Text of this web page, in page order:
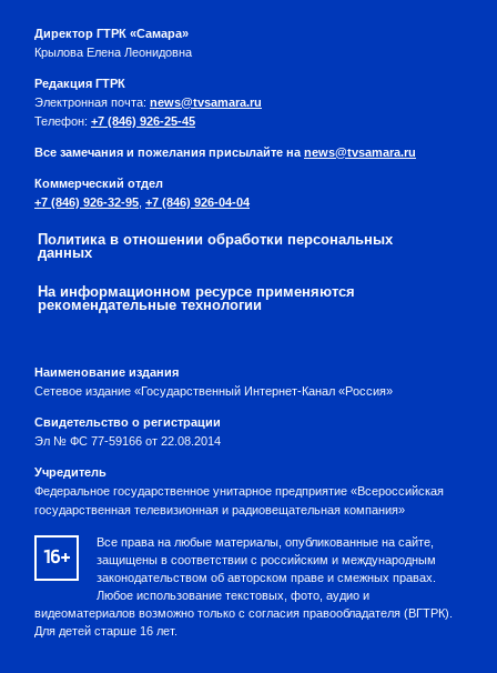
Директор ГТРК «Самара»
Крылова Елена Леонидовна
Редакция ГТРК
Электронная почта: news@tvsamara.ru
Телефон: +7 (846) 926-25-45
Все замечания и пожелания присылайте на news@tvsamara.ru
Коммерческий отдел
+7 (846) 926-32-95 +7 (846) 926-04-04
Политика в отношении обработки персональных
данных
На информационном ресурсе применяются
рекомендательные технологии
Наименование издания
Сетевое издание «Государственный Интернет-Канал «Россия»
Свидетельство о регистрации
Эл № ФС 77-59166 от 22.08.2014
Учредитель
Федеральное государственное унитарное предприятие «Всероссийская
государственная телевизионная и радиовещательная компания»
16+
Все права на любые материалы, опубликованные на сайте,
защищены в соответствии с российским и международным
законодательством об авторском праве и смежных правах.
Любое использование текстовых, фото, аудио и
видеоматериалов возможно только с согласия правообладателя (ВГТРК).
Для детей старше 16 лет.